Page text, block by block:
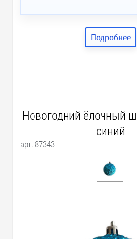
Подробнее
Новогодний ёлочный
синий
арт. 87343